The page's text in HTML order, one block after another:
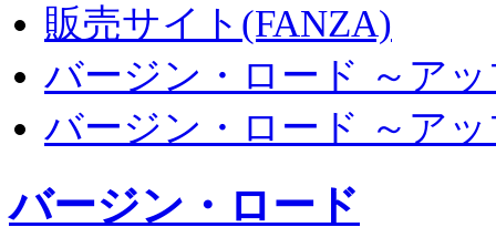
販売サイト(FANZA)
バージン・ロード ～ア
バージン・ロード ～ア
バージン・ロード